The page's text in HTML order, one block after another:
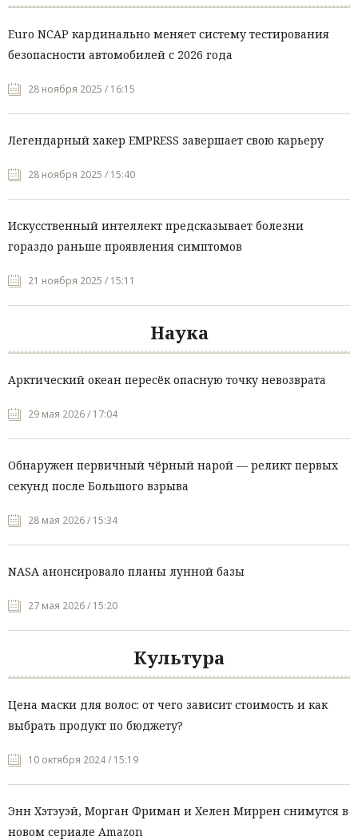
Euro NCAP кардинально меняет систему тестирования
безопасности автомобилей с 2026 года
28 ноября 2025 / 16:15
Легендарный хакер EMPRESS завершает свою карьеру
28 ноября 2025 / 15:40
Искусственный интеллект предсказывает болезни
гораздо раньше проявления симптомов
21 ноября 2025 / 15:11
Наука
Арктический океан пересёк опасную точку невозврата
29 мая 2026 / 17:04
Обнаружен первичный чёрный нарой — реликт первых
секунд после Большого взрыва
28 мая 2026 / 15:34
NASA анонсировало планы лунной базы
27 мая 2026 / 15:20
Культура
Цена маски для волос: от чего зависит стоимость и как
выбрать продукт по бюджету?
10 октября 2024 / 15:19
Энн Хэтэуэй, Морган Фриман и Хелен Миррен снимутся в
новом сериале Amazon